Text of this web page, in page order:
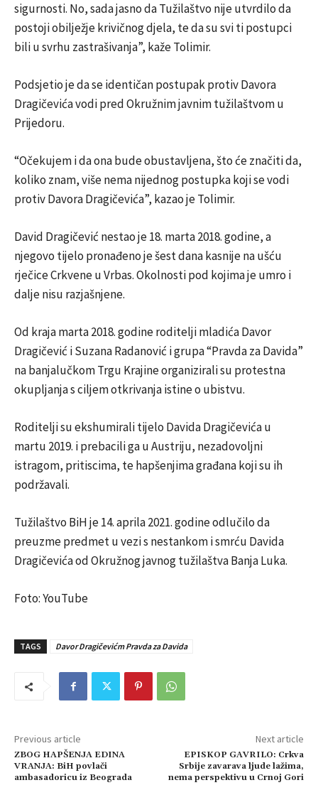
sigurnosti. No, sada jasno da Tužilaštvo nije utvrdilo da
postoji obilježje krivičnog djela, te da su svi ti postupci
bili u svrhu zastrašivanja”, kaže Tolimir.
Podsjetio je da se identičan postupak protiv Davora
Dragičevića vodi pred Okružnim javnim tužilaštvom u
Prijedoru.
“Očekujem i da ona bude obustavljena, što će značiti da,
koliko znam, više nema nijednog postupka koji se vodi
protiv Davora Dragičevića”, kazao je Tolimir.
David Dragičević nestao je 18. marta 2018. godine, a
njegovo tijelo pronađeno je šest dana kasnije na ušću
rječice Crkvene u Vrbas. Okolnosti pod kojima je umro i
dalje nisu razjašnjene.
Od kraja marta 2018. godine roditelji mladića Davor
Dragičević i Suzana Radanović i grupa “Pravda za Davida”
na banjalučkom Trgu Krajine organizirali su protestna
okupljanja s ciljem otkrivanja istine o ubistvu.
Roditelji su ekshumirali tijelo Davida Dragičevića u
martu 2019. i prebacili ga u Austriju, nezadovoljni
istragom, pritiscima, te hapšenjima građana koji su ih
podržavali.
Tužilaštvo BiH je 14. aprila 2021. godine odlučilo da
preuzme predmet u vezi s nestankom i smrću Davida
Dragičevića od Okružnog javnog tužilaštva Banja Luka.
Foto: YouTube
TAGS Davor Dragičevićm Pravda za Davida
Previous article
ZBOG HAPŠENJA EDINA
VRANJA: BiH povlači
ambasadoricu iz Beograda
Next article
EPISKOP GAVRILO: Crkva
Srbije zavarava ljude lažima,
nema perspektivu u Crnoj Gori